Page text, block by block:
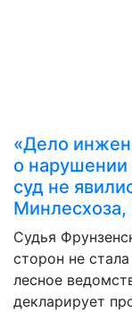
«Дело
о нарушении
суд не
Минлесхоза,
Судья
сторон не
лесное
декларирует